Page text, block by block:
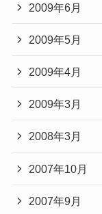
2009年6月
2009年5月
2009年4月
2009年3月
2008年3月
2007年10月
2007年9月